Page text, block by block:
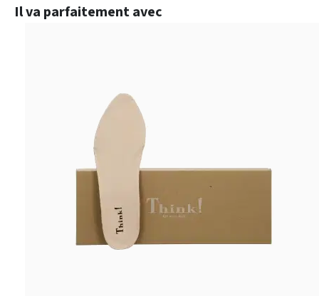
Ignorer la galerie de produits
Il va parfaitement avec